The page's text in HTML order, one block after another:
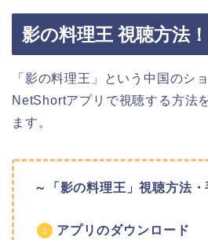
影の料理王 視聴方法！
「影の料理王」という中国のシ
NetShortアプリで視聴する方法
ます。
～「影の料理王」視聴方法・
アプリのダウンロード